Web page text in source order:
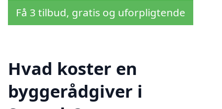
Få 3 tilbud, gratis og uforpligtende
Hvad koster en
byggerådgiver i